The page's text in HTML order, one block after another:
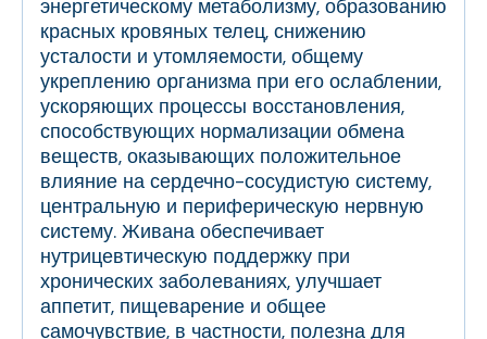
энергетическому метаболизму, образованию
красных кровяных телец, снижению
усталости и утомляемости, общему
укреплению организма при его ослаблении,
ускоряющих процессы восстановления,
способствующих нормализации обмена
веществ, оказывающих положительное
влияние на сердечно-сосудистую систему,
центральную и периферическую нервную
систему. Живана обеспечивает
нутрицевтическую поддержку при
хронических заболеваниях, улучшает
аппетит, пищеварение и общее
самочувствие, в частности, полезна для